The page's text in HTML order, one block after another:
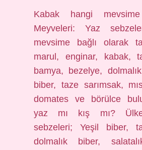
Kabak hangi
Meyveleri: Yaz
mevsime bağlı olarak
marul, enginar, kabak,
bamya, bezelye,
biber, taze sarımsak,
domates ve börülce
yaz mı kış mı?
sebzeleri; Yeşil biber,
dolmalık biber,